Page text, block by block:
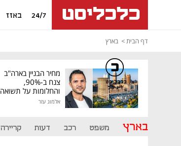
24/7 באזז
דף הבית בארץ
מחיר הבניין בארה"ב
צנח ב-90%,
והחלומות על תשואה
גבוהה התנפצו
אלמוג עזר
בארץ משפט רכב דעות קריירה
כלכליסט
דיגיטל